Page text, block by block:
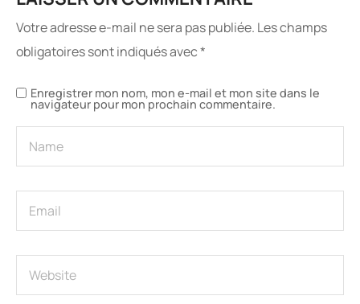
Votre adresse e-mail ne sera pas publiée. Les champs
obligatoires sont indiqués avec*
Enregistrer mon nom, mon e-mail et mon site dans le
navigateur pour mon prochain commentaire.